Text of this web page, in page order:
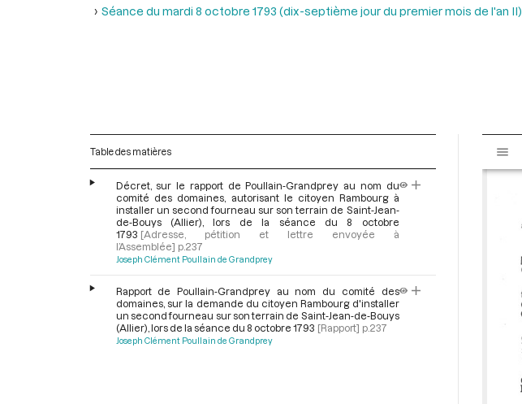
Séance du mardi 8 octobre 1793 (dix-septième jour du premier mois de l'an II)
Table des matières
Décret, sur le rapport de Poullain-Grandprey au nom du
comité des domaines, autorisant le citoyen Rambourg à
installer un second fourneau sur son terrain de Saint-Jean-
de-Bouys (Allier), lors de la séance du 8 octobre
1793 [Adresse, pétition et lettre envoyée à
l’Assemblée] p.237
Joseph Clément Poullain de Grandprey
Rapport de Poullain-Grandprey au nom du comité des
domaines, sur la demande du citoyen Rambourg d'installer
un second fourneau sur son terrain de Saint-Jean-de-Bouys
(Allier), lors de la séance du 8 octobre 1793 [Rapport] p.237
Joseph Clément Poullain de Grandprey
s